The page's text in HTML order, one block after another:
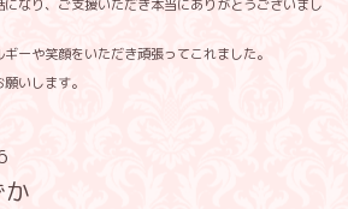
なり、ご支援いただき本当にありがとうございまし
ーや笑顔をいただき頑張ってこれました。
いします。